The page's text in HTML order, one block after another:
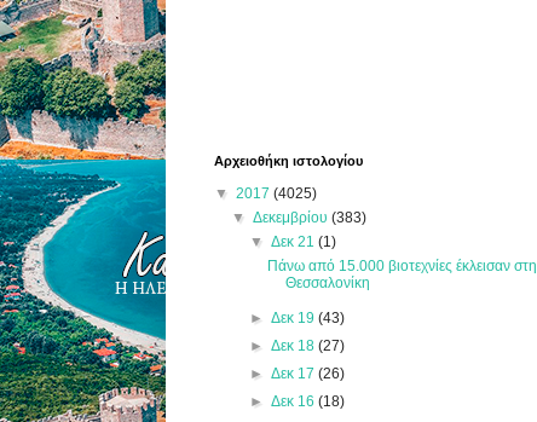
Αρχειοθήκη ιστολογίου
▼ 2017 (4025)
▼Δεκεμβρίου(383)
▼ Δεκ 21 (1)
Πάνω από 15.000 βιοτεχνίες έκλεισαν στη
Θεσσαλονίκη
► Δεκ 19 (43)
► Δεκ 18 (27)
► Δεκ 17 (26)
► Δεκ 16 (18)